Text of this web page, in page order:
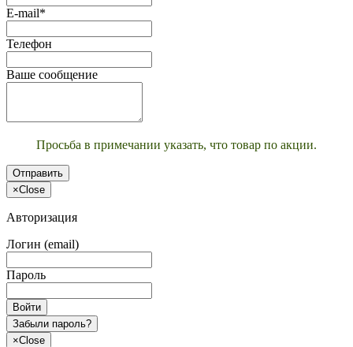
E-mail*
Телефон
Ваше сообщение
Просьба в примечании указать, что товар по акции.
Отправить
×Close
Авторизация
Логин (email)
Пароль
Войти
Забыли пароль?
×Close